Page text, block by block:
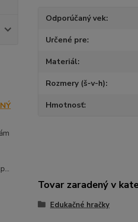
Odporúčaný vek
Určené pre
Materiál
Rozmery (š-v-h)
Hmotnosť
Tovar zaradený v
Edukačné hračky